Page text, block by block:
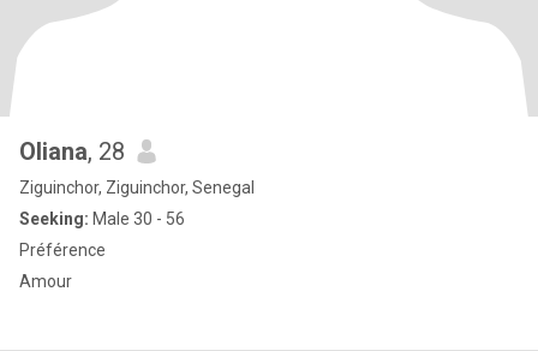
Oliana, 28
Ziguinchor, Ziguinchor, Senegal
Seeking: Male 30 - 56
Préférence
Amour